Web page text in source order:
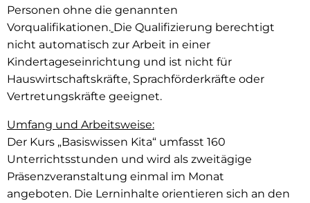
Personen ohne die genannten
Vorqualifikationen. Die Qualifizierung berechtigt
nicht automatisch zur Arbeit in einer
Kindertageseinrichtung und ist nicht für
Hauswirtschaftskräfte, Sprachförderkräfte oder
Vertretungskräfte geeignet.
Umfang und Arbeitsweise:
Der Kurs „Basiswissen Kita“ umfasst 160
Unterrichtsstunden und wird als zweitägige
Präsenzveranstaltung einmal im Monat
angeboten. Die Lerninhalte orientieren sich an den